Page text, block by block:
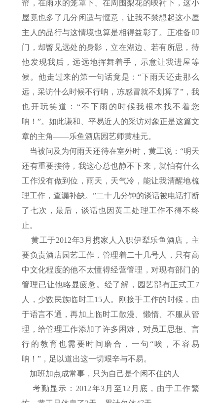
帘，在雨水的笼罩下、在周围梨花的映衬下，这小
屋竟也多了几分闲适与惬意，让我不禁想起这小屋
主人的品行与这情境也算是相得益彰了。正准备叩
门，却瞥见远处的身影，立在湖边、若有所思，待
他发现我后，远远地挥舞着手，示意让我进屋等
候。他走过来的第一句话竟是：“下雨天还走那么
远，采访什么时候不行呐，冻感冒就不划算了”，我
也开玩笑道：“不下雨的时候我根本找不着您
呐！”。如此谦和、平易近人的采访对象正是这篇文
章的主角——乐鱼酒店园艺师黄桂元。
当被问及为何雨天还待在室外时，黄工说：“明天
还有重要接待，我这心总也静不下来，就怕有什么
工作没有做到位，雨天，天气冷，能让我清醒地梳
理工作，查漏补缺。”二十几分钟的谈话被电话打断
了七次，最后，谈话也因黄工处理工作不得不终
止。
黄工于2012年3月携家人入职伊犁乐鱼酒店，主
要负责酒店园艺工作，管理着二十几号人，只有高
中文化程度的他不太懂得经营管理，对现有部门的
管理已让他略显疲惫。经了解，园艺部有正式工7
人，少数民族临时工15人。刚接手工作的时候，由
于语言不通，再加上临时工散漫、懒惰、不服从管
理，给管理工作添加了许多困难，对员工思想、言
行的教育也需要时间磨合，一句“唉，不容易
呐！”，足以道出这一切艰辛与不易。
加班加点成常事，只为自己是个闲不住的人
考勤显示：2012年3月至12月底，由于工作繁